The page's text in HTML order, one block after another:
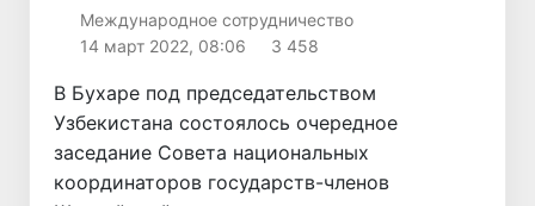
Международное сотрудничество
14 март 2022, 08:06
3 458
В Бухаре под председательством
Узбекистана состоялось очередное
заседание Совета национальных
координаторов государств-членов